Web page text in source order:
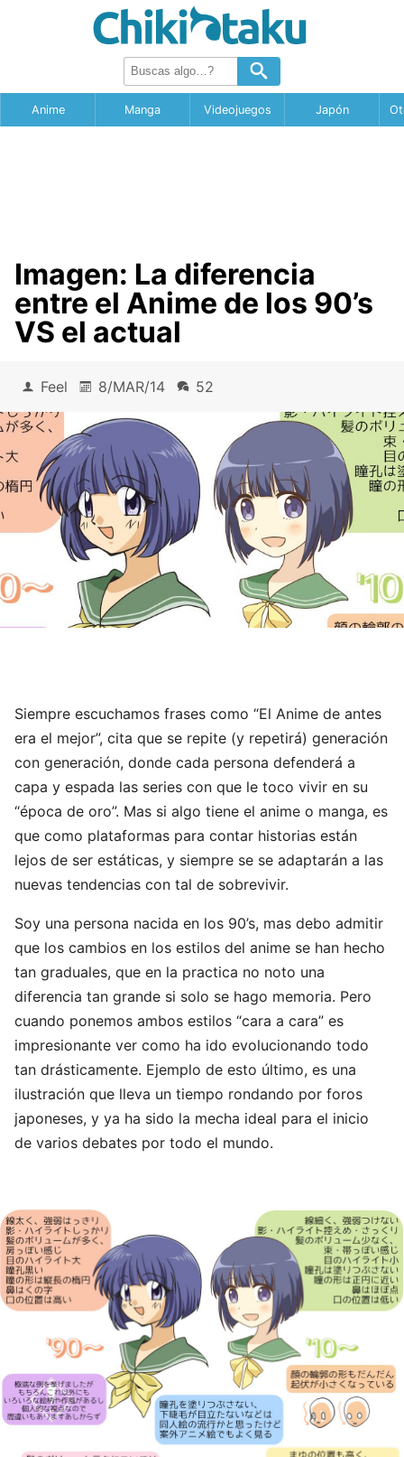
Anime Manga Videojuegos Japón
Imagen: La diferencia
entre el Anime de los 90’s
VS el actual
Feel 8/MAR/14 52
Siempre escuchamos frases como “El Anime de antes
era el mejor”, cita que se repite (y repetirá) generación
con generación, donde cada persona defenderá a
capa y espada las series con que le toco vivir en su
“época de oro”. Mas si algo tiene el anime o manga, es
que como plataformas para contar historias están
lejos de ser estáticas, y siempre se se adaptarán a las
nuevas tendencias con tal de sobrevivir.
Soy una persona nacida en los 90’s, mas debo admitir
que los cambios en los estilos del anime se han hecho
tan graduales, que en la practica no noto una
diferencia tan grande si solo se hago memoria. Pero
cuando ponemos ambos estilos “cara a cara” es
impresionante ver como ha ido evolucionando todo
tan drásticamente. Ejemplo de esto último, es una
ilustración que lleva un tiempo rondando por foros
japoneses, y ya ha sido la mecha ideal para el inicio
de varios debates por todo el mundo.